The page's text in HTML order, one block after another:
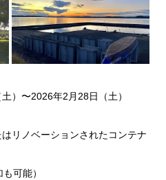
）〜2026年2月28日（土）
リノベーションされたコンテナ
可能）